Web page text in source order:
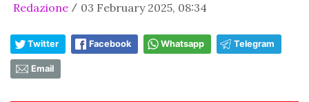
Redazione / 03 February 2025, 08:34
Twitter Facebook Whatsapp Telegram
Email